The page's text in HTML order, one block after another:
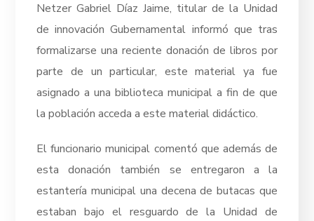
Netzer Gabriel Díaz Jaime, titular de la Unidad
de innovación Gubernamental informó que tras
formalizarse una reciente donación de libros por
parte de un particular, este material ya fue
asignado a una biblioteca municipal a fin de que
la población acceda a este material didáctico.
El funcionario municipal comentó que además de
esta donación también se entregaron a la
estantería municipal una decena de butacas que
estaban bajo el resguardo de la Unidad de